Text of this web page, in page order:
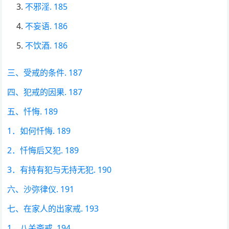
不邪淫. 185
不妄语. 186
不饮酒. 186
三、受戒的条件. 187
四、犯戒的因果. 187
五、忏悔. 189
1．如何忏悔. 189
2．忏悔后又犯. 189
3．有持有犯与无持无犯. 190
六、沙弥律仪. 191
七、在家人的出家戒. 193